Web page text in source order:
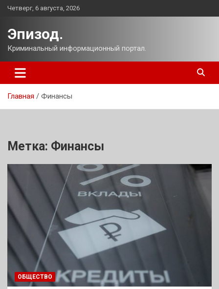
Перейти
Четверг, 6 августа, 2026
Эпизод.
Криминальный информационный портал.
Главная Финансы
Метка: Финансы
ОБЩЕСТВО